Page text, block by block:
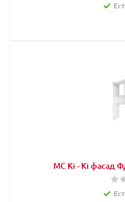
МС Кi - Кi фасад